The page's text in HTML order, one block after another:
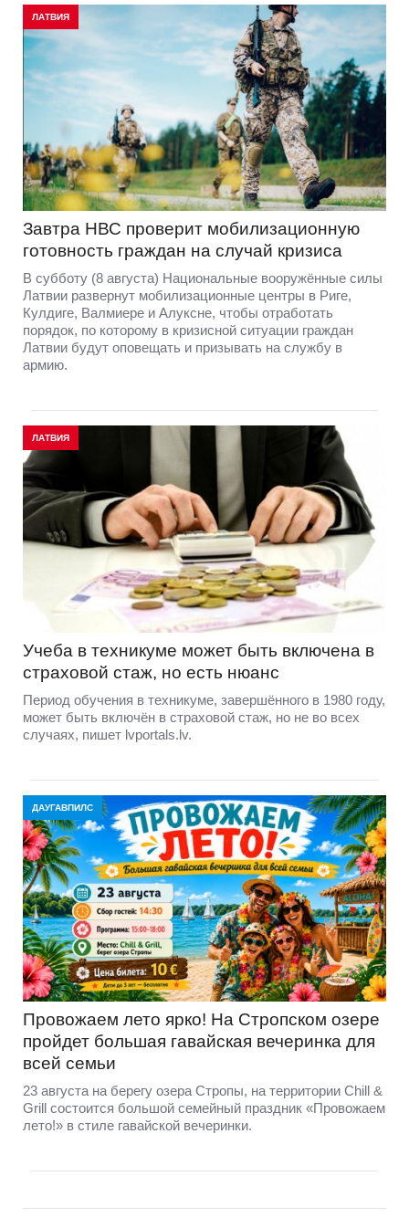
ЛАТВИЯ
Завтра НВС проверит мобилизационную
готовность граждан на случай кризиса
В субботу (8 августа) Национальные вооружённые силы
Латвии развернут мобилизационные центры в Риге,
Кулдиге, Валмиере и Алуксне, чтобы отработать
порядок, по которому в кризисной ситуации граждан
Латвии будут оповещать и призывать на службу в
армию.
ЛАТВИЯ
Учеба в техникуме может быть включена в
страховой стаж, но есть нюанс
Период обучения в техникуме, завершённого в 1980 году,
может быть включён в страховой стаж, но не во всех
случаях, пишет lvportals.lv.
ДАУГАВПИЛС
Провожаем лето ярко! На Стропском озере
пройдет большая гавайская вечеринка для
всей семьи
23 августа на берегу озера Стропы, на территории Chill &
Grill состоится большой семейный праздник «Провожаем
лето!» в стиле гавайской вечеринки.